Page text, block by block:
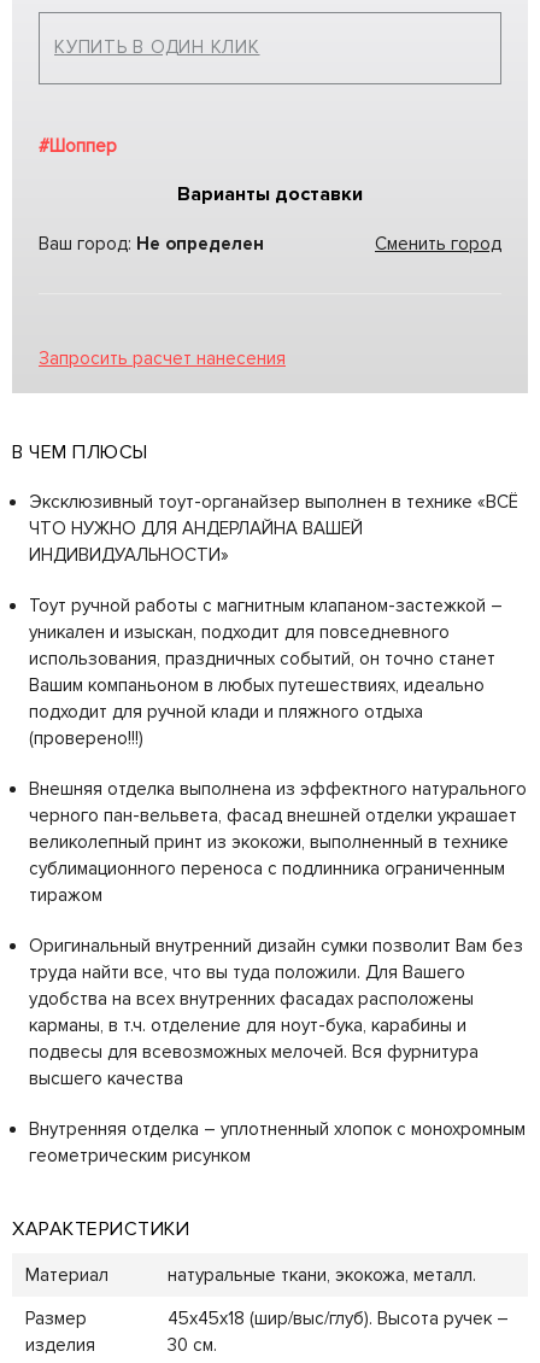
КУПИТЬ В ОДИН КЛИК
#Шоппер
Варианты доставки
Ваш город: Не определен Сменить город
Запросить расчет нанесения
В ЧЕМ ПЛЮСЫ
Эксклюзивный тоут-органайзер выполнен в технике «ВСЁ
ЧТО НУЖНО ДЛЯ АНДЕРЛАЙНА ВАШЕЙ
ИНДИВИДУАЛЬНОСТИ»
Тоут ручной работы с магнитным клапаном-застежкой –
уникален и изыскан, подходит для повседневного
использования, праздничных событий, он точно станет
Вашим компаньоном в любых путешествиях, идеально
подходит для ручной клади и пляжного отдыха
(проверено!!!)
Внешняя отделка выполнена из эффектного натурального
черного пан-вельвета, фасад внешней отделки украшает
великолепный принт из экокожи, выполненный в технике
сублимационного переноса с подлинника ограниченным
тиражом
Оригинальный внутренний дизайн сумки позволит Вам без
труда найти все, что вы туда положили. Для Вашего
удобства на всех внутренних фасадах расположены
карманы, в т.ч. отделение для ноут-бука, карабины и
подвесы для всевозможных мелочей. Вся фурнитура
высшего качества
Внутренняя отделка – уплотненный хлопок с монохромным
геометрическим рисунком
ХАРАКТЕРИСТИКИ
Материал
натуральные ткани, экокожа, металл.
Размер
изделия
45х45х18 (шир/выс/глуб). Высота ручек –
30 см.